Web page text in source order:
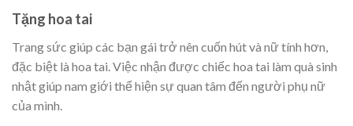
Tặng hoa tai
Trang sức giúp các bạn gái trở nên cuốn hút và nữ tính hơn,
đặc biệt là hoa tai. Việc nhận được chiếc hoa tai làm quà sinh
nhật giúp nam giới thể hiện sự quan tâm đến người phụ nữ
của mình.